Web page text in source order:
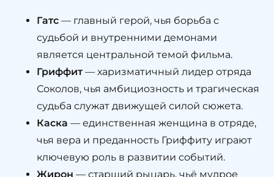
Гатс — главный герой, чья борьба с
судьбой и внутренними демонами
является центральной темой фильма.
Гриффит— харизматичный лидер отряда
Соколов, чья амбициозность и трагическая
судьба служат движущей силой сюжета.
Каска — единственная женщина в отряде,
чья вера и преданность Гриффиту играют
ключевую роль в развитии событий.
Жирон — старший рыцарь, чьё мудрое